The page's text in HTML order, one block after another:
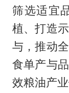
筛选适宜
植、打造
与，推动
食单产与
效粮油产业